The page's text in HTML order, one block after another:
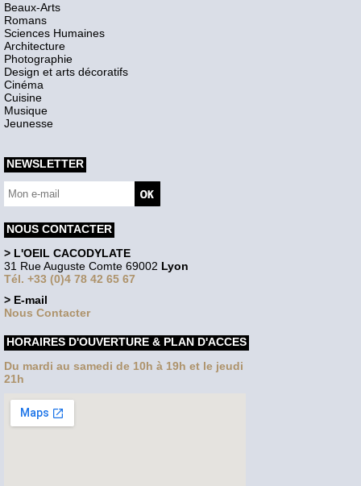
Beaux-Arts
Romans
Sciences Humaines
Architecture
Photographie
Design et arts décoratifs
Cinéma
Cuisine
Musique
Jeunesse
NEWSLETTER
NOUS CONTACTER
> L'OEIL CACODYLATE
31 Rue Auguste Comte 69002 Lyon
Tél. +33 (0)4 78 42 65 67
> E-mail
Nous Contacter
HORAIRES D'OUVERTURE & PLAN D'ACCES
Du mardi au samedi de 10h à 19h et le jeudi
21h